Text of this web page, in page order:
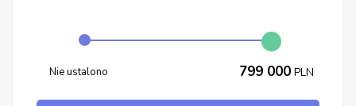
Nie ustalono 799 000 PLN